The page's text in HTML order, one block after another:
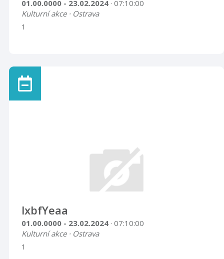
01.00.0000 - 23.02.2024 · 07:10:00
Kulturní akce · Ostrava
1
lxbfYeaa
01.00.0000 - 23.02.2024 · 07:10:00
Kulturní akce · Ostrava
1